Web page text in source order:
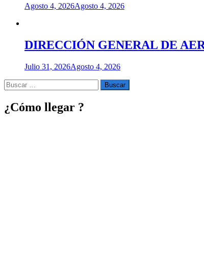
Agosto 4, 2026Agosto 4, 2026
DIRECCIÓN GENERAL DE
Julio 31, 2026Agosto 4, 2026
Buscar
por:
¿Cómo llegar ?